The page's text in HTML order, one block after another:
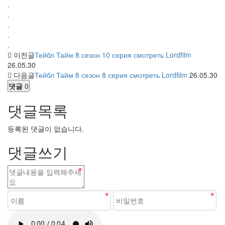
.
.
.
.
.
이전글Тейбл Тайм 8 сезон 10 серия смотреть Lordfilm
26.05.30
다음글Тейбл Тайм 8 сезон 8 серия смотреть Lordfilm 26.05.30
댓글 0
댓글목록
등록된 댓글이 없습니다.
댓글쓰기